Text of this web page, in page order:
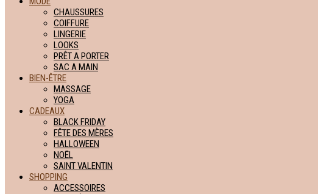
CHAUSSURES
COIFFURE
LINGERIE
LOOKS
PRÊT A PORTER
SAC A MAIN
BIEN-ÊTRE
MASSAGE
YOGA
CADEAUX
BLACK FRIDAY
FÊTE DES MÈRES
HALLOWEEN
NOËL
SAINT VALENTIN
SHOPPING
ACCESSOIRES